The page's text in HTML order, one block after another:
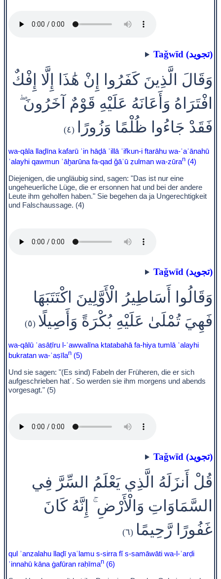
Taǧwīd (تجويد)
وَقَالَ الَّذِينَ كَفَرُوا إِنْ هَٰذَا إِلَّا إِفْكٌ
افْتَرَاهُ وَأَعَانَهُ عَلَيْهِ قَوْمٌ آخَرُونَ ۖ
فَقَدْ جَاءُوا ظُلْمًا وَزُورًا
(٤)
wa-qāla llaḏīna kafarū ʾin hāḏā ʾillā ʾifkun-i ftarāhu wa-ʾaʿānahū
ʿalayhi qawmun ʾāḫarūna fa-qad ǧāʾū ẓulman wa-zūran (4)
Diejenigen, die ungläubig sind, sagen: "Das ist nur eine
ungeheuerliche Lüge, die er ersonnen hat und bei der andere
Leute ihm geholfen haben." Sie begehen da ja Ungerechtigkeit
und Falschaussage. (4)
Taǧwīd (تجويد)
وَقَالُوا أَسَاطِيرُ الْأَوَّلِينَ اكْتَتَبَهَا
فَهِيَ تُمْلَىٰ عَلَيْهِ بُكْرَةً وَأَصِيلًا (٥)
wa-qālū ʾasāṭīru l-ʾawwalīna ktatabahā fa-hiya tumlā ʿalayhi
bukratan wa-ʾaṣīlan (5)
Und sie sagen: "(Es sind) Fabeln der Früheren, die er sich
aufgeschrieben hat´. So werden sie ihm morgens und abends
vorgesagt." (5)
Taǧwīd (تجويد)
قُلْ أَنزَلَهُ الَّذِي يَعْلَمُ السِّرَّ فِي
السَّمَاوَاتِ وَالْأَرْضِ ۚ إِنَّهُ كَانَ
غَفُورًا رَّحِيمًا (٦)
qul ʾanzalahu llaḏī yaʿlamu s-sirra fĭ s-samāwāti wa-l-ʾarḍi
ʾinnahū kāna ġafūran raḥīman (6)